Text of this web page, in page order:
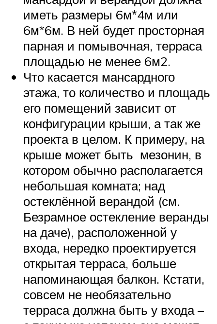
иметь размеры 6м*4м или
6м*6м. В ней будет просторная
парная и помывочная, терраса
площадью не менее 6м2.
Что касается мансардного
этажа, то количество и площадь
его помещений зависит от
конфигурации крыши, а так же
проекта в целом. К примеру, на
крыше может быть мезонин, в
котором обычно располагается
небольшая комната; над
остеклённой верандой (см.
Безрамное остекление веранды
на даче), расположенной у
входа, нередко проектируется
открытая терраса, больше
напоминающая балкон. Кстати,
совсем не необязательно
терраса должна быть у входа –